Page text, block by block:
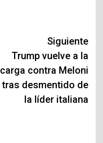
Siguiente
Trump vuelve a la
carga contra Meloni
tras desmentido de
la líder italiana